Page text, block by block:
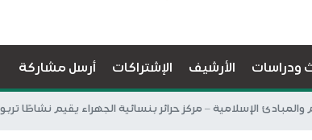
ودراسات الأرشيف الإشتراكات أرسل مشاركة
الإسلامية – مركز حرائر بنسائية الجهراء يقيم نشاطًا